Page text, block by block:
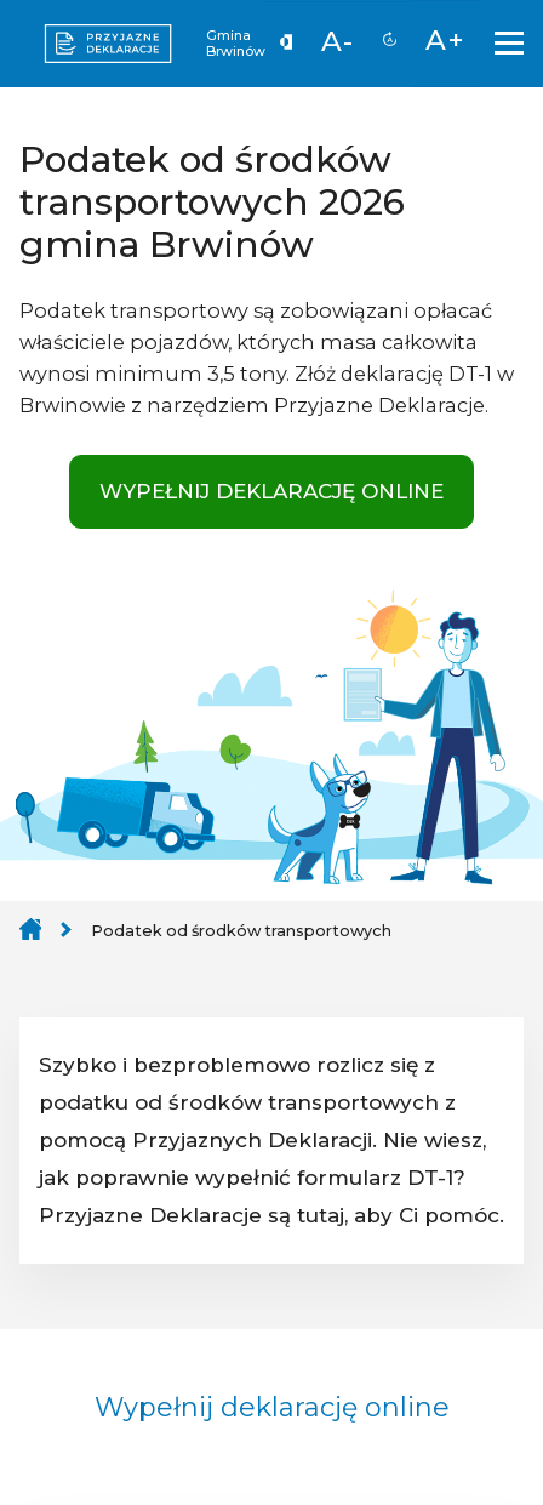
Gmina
Brwinów
A- A+
Podatek od środków
transportowych 2026
gmina Brwinów
Podatek transportowy są zobowiązani opłacać
właściciele pojazdów, których masa całkowita
wynosi minimum 3,5 tony. Złóż deklarację DT-1 w
Brwinowie z narzędziem Przyjazne Deklaracje.
WYPEŁNIJ DEKLARACJĘ ONLINE
Podatek od środków transportowych
Szybko i bezproblemowo rozlicz się z
podatku od środków transportowych z
pomocą Przyjaznych Deklaracji. Nie wiesz,
jak poprawnie wypełnić formularz DT-1?
Przyjazne Deklaracje są tutaj, aby Ci pomóc.
Wypełnij deklarację online